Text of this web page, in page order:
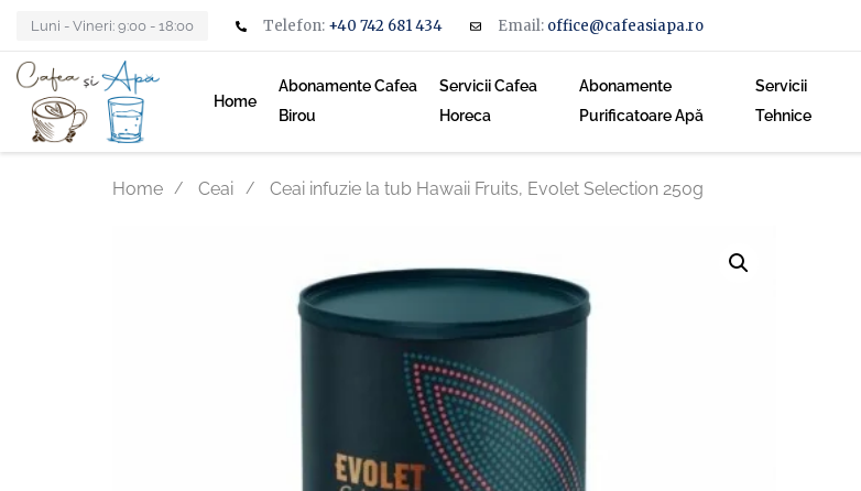
Luni - Vineri: 9:00 - 18:00 Telefon: +40 742 681 434 Email: office@cafeasiapa.ro
Home
Abonamente Cafea
Birou
Servicii Cafea
Horeca
Abonamente
Purificatoare Apă
Servicii
Tehnice
Home Ceai Ceai infuzie la tub Hawaii Fruits, Evolet Selection 250g